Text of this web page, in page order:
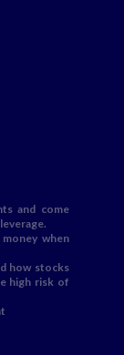
and come
when
how stocks
high risk of